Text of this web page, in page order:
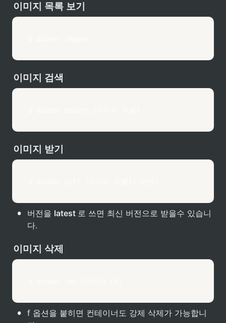
이미지 목록 보기
이미지 검색
이미지 받기
• 버전을 latest 로 쓰면 최신 버전으로 받을수 있습니
다.
이미지 삭제
• f 옵션을 붙히면 컨테이너도 강제 삭제가 가능합니